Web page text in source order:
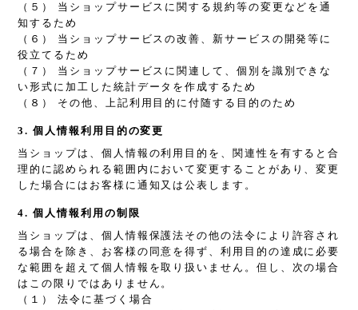
（５） 当ショップサービスに関する規約等の変更などを通
知するため
（６） 当ショップサービスの改善、新サービスの開発等に
役立てるため
（７） 当ショップサービスに関連して、個別を識別できな
い形式に加工した統計データを作成するため
（８） その他、上記利用目的に付随する目的のため
3. 個人情報利用目的の変更
当ショップは、個人情報の利用目的を、関連性を有すると合
理的に認められる範囲内において変更することがあり、変更
した場合にはお客様に通知又は公表します。
4. 個人情報利用の制限
当ショップは、個人情報保護法その他の法令により許容され
る場合を除き、お客様の同意を得ず、利用目的の達成に必要
な範囲を超えて個人情報を取り扱いません。但し、次の場合
はこの限りではありません。
（１） 法令に基づく場合